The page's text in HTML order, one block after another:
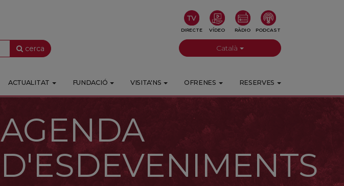
cerca
DIRECTE VÍDEO RÀDIO PODCAST
Català
ACTUALITAT FUNDACIÓ VISITA'NS OFRENES RESERVES
AGENDA
D'ESDEVENIMENTS